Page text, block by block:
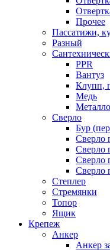
Прочее
Пассатижи,
Разный
PPR
Вантуз
Клупп,
Медь
Сверло
Бур
Сверло
Сверло
Сверло
Сверло
Степлер
Стремянки
Топор
Ящик
Крепеж
Анкер
Анкер